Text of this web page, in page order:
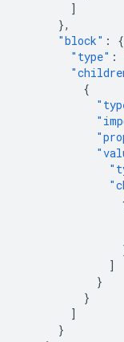
]
},
"block" :
{
"type" :
{
]
}
}
]
}